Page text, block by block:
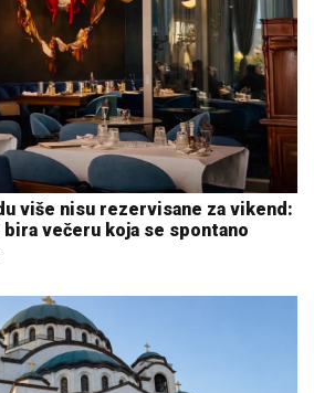
više nisu rezervisane za vikend:
večeru koja se spontano